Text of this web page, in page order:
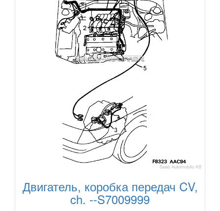
Двигатель, коробка передач CV,
ch. --S7009999